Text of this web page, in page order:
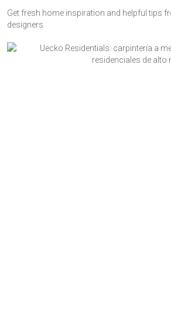
Get fresh home inspiration and helpful tips
designers